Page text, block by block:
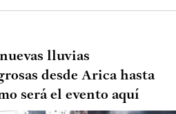
lluvias
desde Arica hasta
será el evento aquí